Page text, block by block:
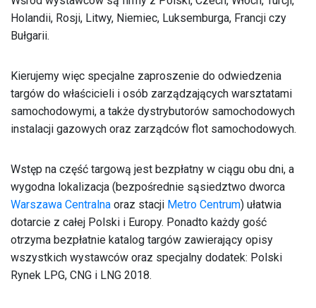
Holandii, Rosji, Litwy, Niemiec, Luksemburga, Francji czy
Bułgarii.
Kierujemy więc specjalne zaproszenie do odwiedzenia
targów do właścicieli i osób zarządzających warsztatami
samochodowymi, a także dystrybutorów samochodowych
instalacji gazowych oraz zarządców flot samochodowych.
Wstęp na część targową jest bezpłatny w ciągu obu dni, a
wygodna lokalizacja (bezpośrednie sąsiedztwo dworca
Warszawa Centralna oraz stacji Metro Centrum) ułatwia
dotarcie z całej Polski i Europy. Ponadto każdy gość
otrzyma bezpłatnie katalog targów zawierający opisy
wszystkich wystawców oraz specjalny dodatek: Polski
Rynek LPG, CNG i LNG 2018.